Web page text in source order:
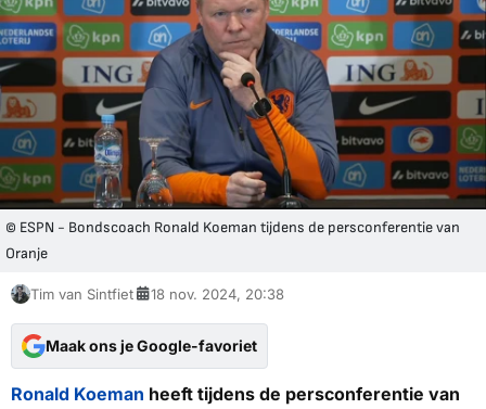
© ESPN - Bondscoach Ronald Koeman tijdens de persconferentie van
Oranje
Tim van Sintfiet 18 nov. 2024, 20:38
Maak ons je Google-favoriet
Ronald Koeman heeft tijdens de persconferentie van